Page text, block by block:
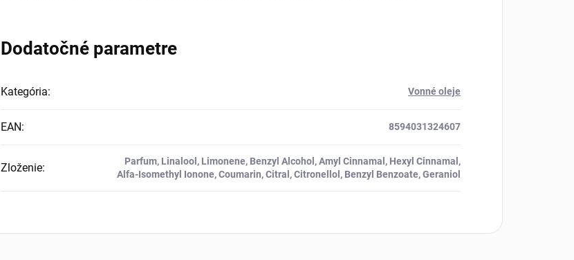
Dodatočné parametre
Kategória: Vonné oleje
EAN: 8594031324607
Zloženie:
Parfum, Linalool, Limonene, Benzyl Alcohol, Amyl Cinnamal, Hexyl Cinnamal,
Alfa-Isomethyl Ionone, Coumarin, Citral, Citronellol, Benzyl Benzoate, Geraniol